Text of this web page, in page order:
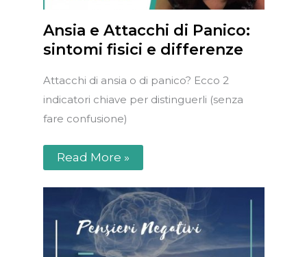
Ansia e Attacchi di Panico:
sintomi fisici e differenze
Attacchi di ansia o di panico? Ecco 2
indicatori chiave per distinguerli (senza
fare confusione)
Read More »